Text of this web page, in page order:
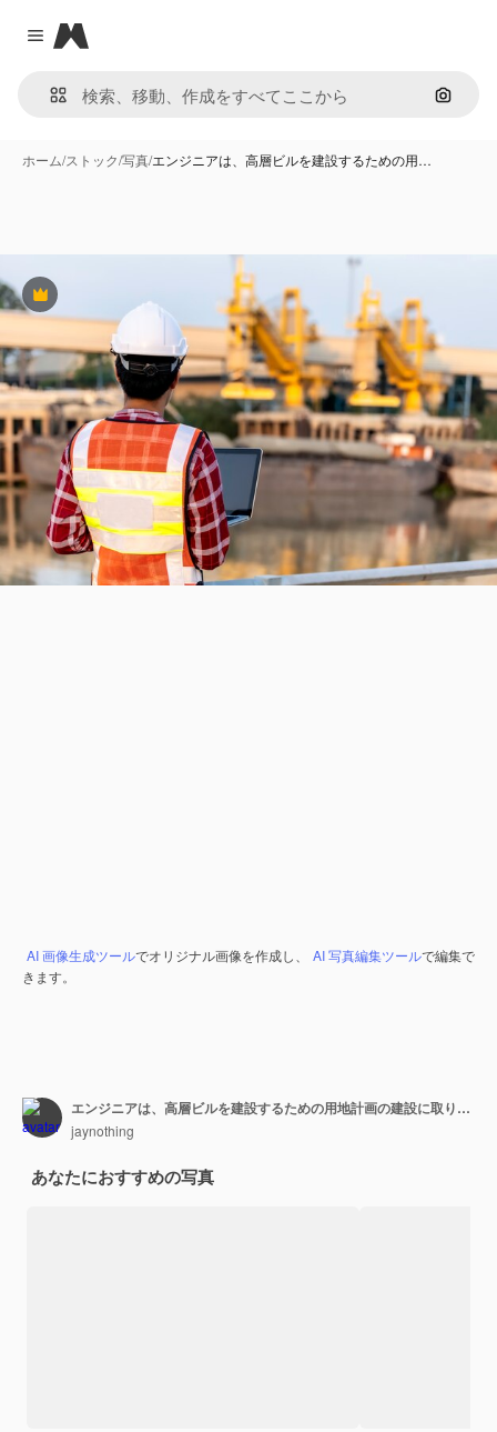
Close menu
Magnific
画像で
ホーム/ストック/写真/エンジニアは、高層ビルを建設するための用…
Premium
AI 画像生成ツールでオリジナル画像を作成し、 AI 写真編集ツールで編集で
きます。
エンジニアは、高層ビルを建設するための用地計画の建設に取り組んでいます。エンジニアの建物のコンセプト。
jaynothing
あなたにおすすめの写真